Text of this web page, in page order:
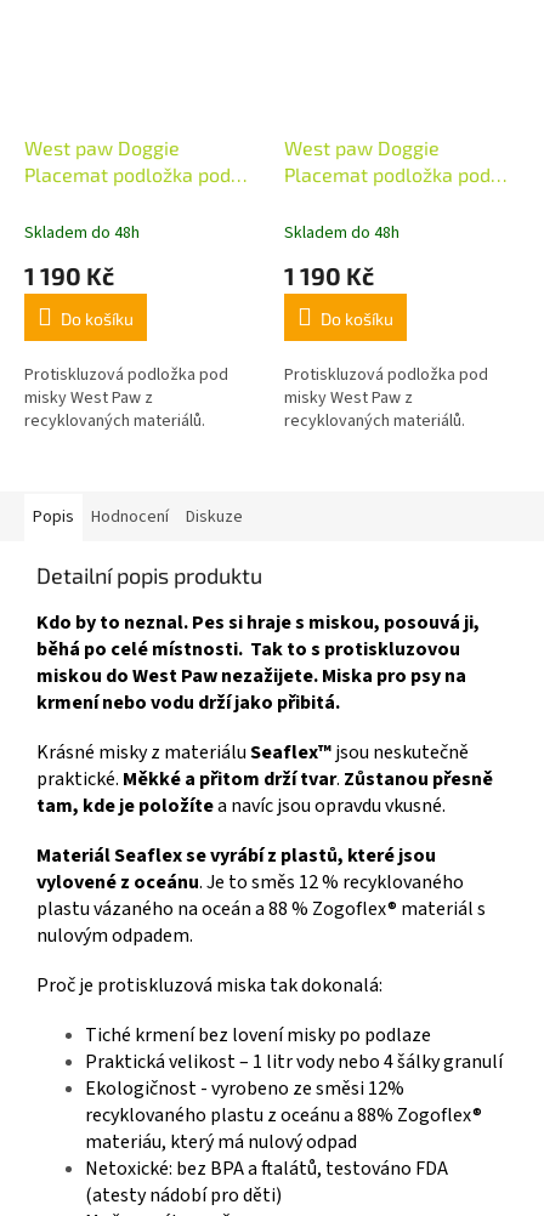
West paw Doggie
Placemat podložka pod
Skladem do 48h
1 190 Kč
Do košíku
Protiskluzová podložka pod
misky West Paw z
recyklovaných materiálů.
West paw Doggie
Placemat podložka pod
Skladem do 48h
1 190 Kč
Do košíku
Protiskluzová podložka pod
misky West Paw z
recyklovaných materiálů.
Popis Hodnocení Diskuze
Detailní popis produktu
Kdo by to neznal. Pes si hraje s miskou, posouvá ji,
běhá po celé místnosti. Tak to s protiskluzovou
miskou do West Paw nezažijete. Miska pro psy na
krmení nebo vodu drží jako přibitá.
Krásné misky z materiáluSeaflex™jsou neskutečně
praktické. Měkké a přitom drží tvar. Zůstanou přesně
tam, kde je položítea navíc jsou opravdu vkusné.
Materiál Seaflex se vyrábí z plastů, které jsou
vylovené z oceánu.Je to směs 12 % recyklovaného
plastu vázaného na oceán a 88 % Zogoflex® materiál s
nulovým odpadem.
Proč je protiskluzová miska tak dokonalá:
Tiché krmení bez lovení misky po podlaze
Praktická velikost – 1 litr vody nebo 4 šálky granulí
Ekologičnost - vyrobeno ze směsi 12%
recyklovaného plastu z oceánu a 88% Zogoflex®
materiáu, který má nulový odpad
Netoxické: bez BPA a ftalátů, testováno FDA
(atesty nádobí pro děti)